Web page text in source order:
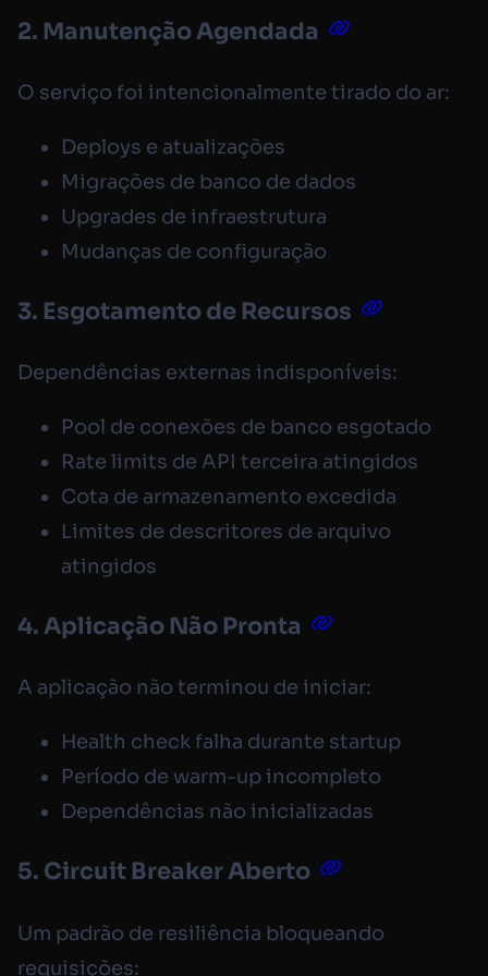
2. Manutenção Agendada
O serviço foi intencionalmente tirado do ar:
Deploys e atualizações
Migrações de banco de dados
Upgrades de infraestrutura
Mudanças de configuração
3. Esgotamento de Recursos
Dependências externas indisponíveis:
Pool de conexões de banco esgotado
Rate limits de API terceira atingidos
Cota de armazenamento excedida
Limites de descritores de arquivo
atingidos
4. Aplicação Não Pronta
A aplicação não terminou de iniciar:
Health check falha durante startup
Período de warm-up incompleto
Dependências não inicializadas
5. Circuit Breaker Aberto
Um padrão de resiliência bloqueando
requisições: